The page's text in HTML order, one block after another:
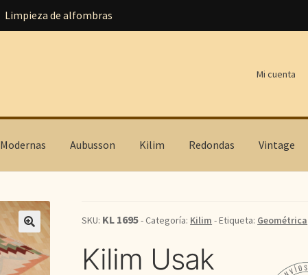
Limpieza de alfombras
Mi cuenta
Modernas Aubusson Kilim Redondas Vintage
SKU: KL 1695- Categoría: Kilim - Etiqueta: Geométrica
Kilim Usak